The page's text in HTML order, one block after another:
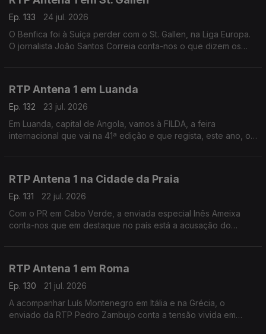
Ep. 133
24 jul. 2026
O Benfica foi à Suíça perder com o St. Gallen, na Liga Europa.
O jornalista João Santos Correia conta-nos o que dizem os
RTP Antena 1 em Luanda
Ep. 132
23 jul. 2026
Em Luanda, capital de Angola, vamos à FILDA, a feira
internacional que vai na 41ª edição e que regista, este ano, o
RTP Antena 1 na Cidade da Praia
Ep. 131
22 jul. 2026
Com o PR em Cabo Verde, a enviada especial Inês Ameixa
conta-nos que em destaque no país está a acusação do
RTP Antena 1 em Roma
Ep. 130
21 jul. 2026
A acompanhar Luís Montenegro em Itália e na Grécia, o
enviado da RTP Pedro Zambujo conta a tensão vivida em